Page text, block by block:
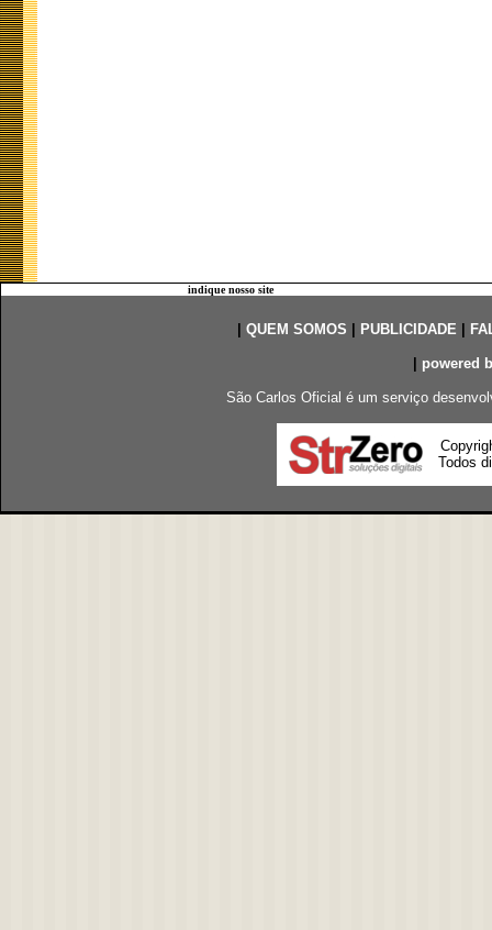
indique nosso site
QUEM SOMOS PUBLICIDADE|
powered
São Carlos Oficial é um serviço
Todos